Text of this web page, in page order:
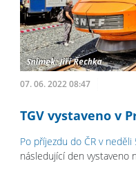
07. 06. 2022 08:47
TGV vystaveno v
Po příjezdu do ČR v neděli
následující den vystaveno